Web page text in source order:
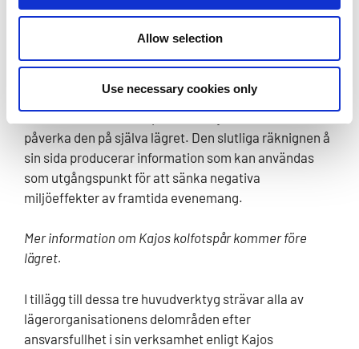
Allow selection
Use necessary cookies only
Genom att uppskatta Kajos miljöeffekter producerar
vi information för att skapa mera hållbara offentliga
räkna Kajos kolfotspår. Genom att följa hur fotspåren
utvecklar redan när vi planerar Kajo kan vi redan
påverka den på själva lägret. Den slutliga räknignen å
sin sida producerar information som kan användas
som utgångspunkt för att sänka negativa
miljöeffekter av framtida evenemang.
Mer information om Kajos kolfotspår kommer före
lägret.
I tillägg till dessa tre huvudverktyg strävar alla av
lägerorganisationens delområden efter
ansvarsfullhet i sin verksamhet enligt Kajos